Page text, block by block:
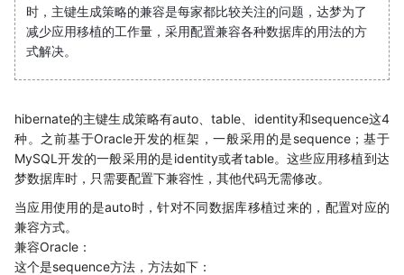
时，主键生成策略的兼容是每家都比较关注的问题，达梦为了
减少应用移植的工作量，采用配置兼容各种数据库的用法的方
式解决。
hibernate的主键生成策略有auto、table、identity和sequence这4
种。之前基于Oracle开发的框架，一般采用的是sequence；基于
MySQL开发的一般采用的是identity或者table。这些应用移植到达
梦数据库时，只需要配置下兼容性，其他代码无需修改。
当应用使用的是auto时，针对不同数据库移植过来的，配置对应的
兼容方式。
兼容Oracle：
这个是sequence方法，方法如下：